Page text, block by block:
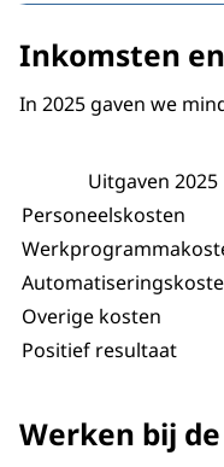
De
beter
Inzicht in
Een
Minder
Voorstel
Bijvoorbeeld
Inkomsten
In 2025 gaven we
Uitgaven 2025
Personeelskosten
Overige kosten
Positief resultaat
Werken bij